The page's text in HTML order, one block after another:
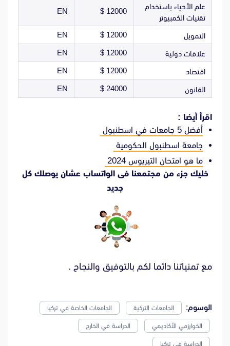
علم الأحياء باستخدام
تقنيات الكمبيوتر
12000 $
EN
التمويل 12000 $
EN
علاقات دولية 12000 $
EN
اقتصاد 12000 $
EN
القانون 24000 $
EN
اقرأ أيضا :
أفضل 5 جامعات في اسطنبول
جامعة اسطنبول الحكومية
ما هو امتحان التيريوس 2024
خليك جزء من مجتمعنا فى الواتساب عشان يوصلك كل
جديد
مع تمنياتنا دائما لكم بالتوفيق والنجاح .
الوسوم: الجامعات التركية الجامعات الخاصة في تركيا
الخوارزمي الأكاديمي الدراسة في الخارج
الدراسة في تركيا